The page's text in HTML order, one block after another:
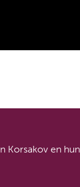
Korsakov en